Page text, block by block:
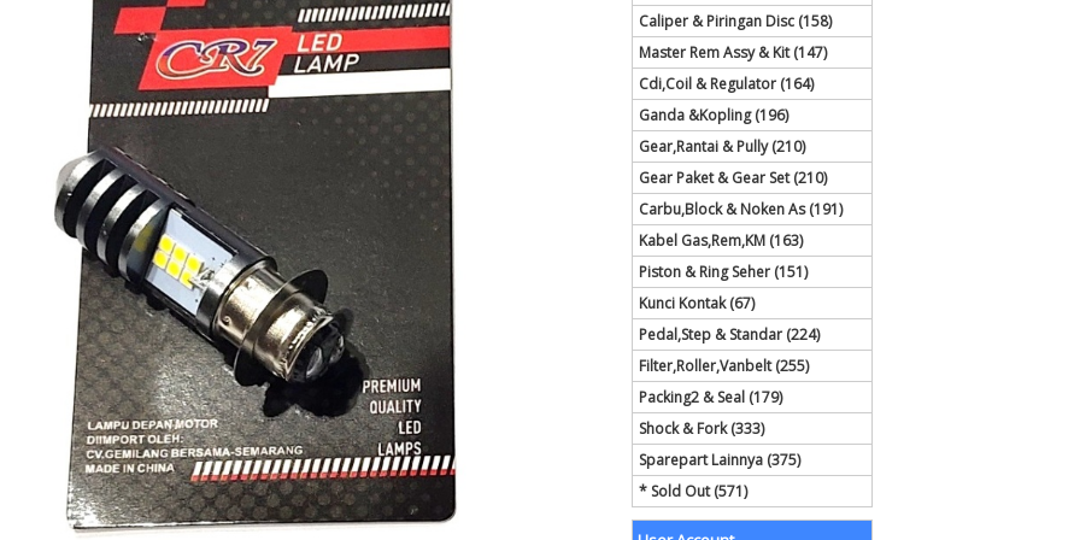
Caliper & Piringan Disc (158)
Master Rem Assy & Kit (147)
Cdi,Coil & Regulator (164)
Ganda &Kopling (196)
Gear,Rantai & Pully (210)
Gear Paket & Gear Set (210)
Carbu,Block & Noken As (191)
Kabel Gas,Rem,KM (163)
Piston & Ring Seher (151)
Kunci Kontak (67)
Pedal,Step & Standar (224)
Filter,Roller,Vanbelt (255)
Packing2 & Seal (179)
Shock & Fork (333)
Sparepart Lainnya (375)
* Sold Out (571)